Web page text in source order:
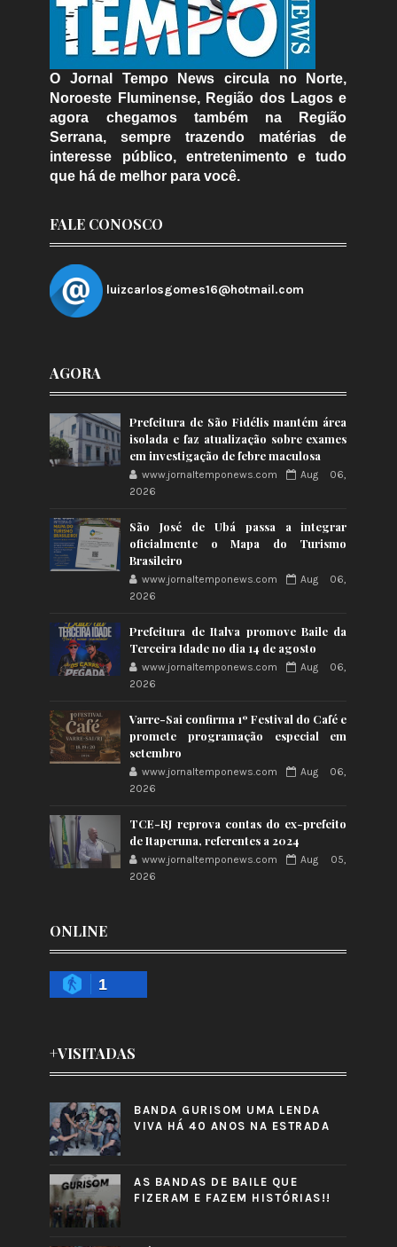
O Jornal Tempo News circula no Norte,
Noroeste Fluminense, Região dos Lagos e
agora chegamos também na Região
Serrana, sempre trazendo matérias de
interesse público, entretenimento e tudo
que há de melhor para você.
FALE CONOSCO
luizcarlosgomes16@hotmail.com
AGORA
Prefeitura de São Fidélis mantém área
isolada e faz atualização sobre exames
em investigação de febre maculosa
www.jornaltemponews.com
Aug 06,
2026
São José de Ubá passa a integrar
oficialmente o Mapa do Turismo
Brasileiro
www.jornaltemponews.com
Aug 06,
2026
Prefeitura de Italva promove Baile da
Terceira Idade no dia 14 de agosto
www.jornaltemponews.com
Aug 06,
2026
Varre-Sai confirma 1º Festival do Café e
promete programação especial em
setembro
www.jornaltemponews.com
Aug 06,
2026
TCE-RJ reprova contas do ex-prefeito
de Itaperuna, referentes a 2024
www.jornaltemponews.com
Aug 05,
2026
ONLINE
1
+VISITADAS
BANDA GURISOM UMA LENDA
VIVA HÁ 40 ANOS NA ESTRADA
AS BANDAS DE BAILE QUE
FIZERAM E FAZEM HISTÓRIAS!!